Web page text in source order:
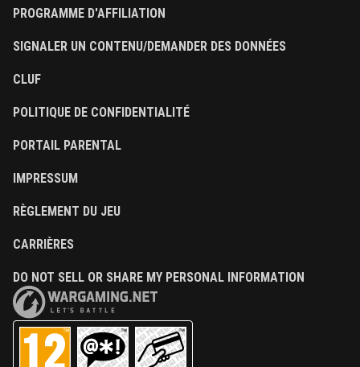
PROGRAMME D'AFFILIATION
SIGNALER UN CONTENU/DEMANDER DES DONNÉES
CLUF
POLITIQUE DE CONFIDENTIALITÉ
PORTAIL PARENTAL
IMPRESSUM
RÈGLEMENT DU JEU
CARRIÈRES
DO NOT SELL OR SHARE MY PERSONAL INFORMATION